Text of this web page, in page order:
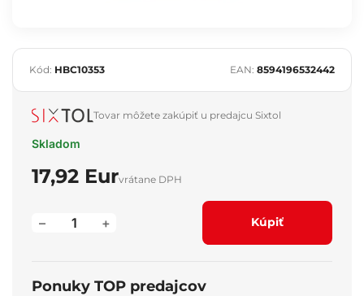
Kód: HBC10353 EAN: 8594196532442
Tovar môžete zakúpiť u predajcu Sixtol
Skladom
17,92 Eurvrátane DPH
+
– Kúpiť
Ponuky TOP predajcov